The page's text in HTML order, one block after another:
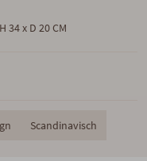
34 x D 20 CM
Scandinavisch